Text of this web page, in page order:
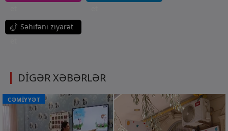
Səhifəni ziyarət
DİGƏR XƏBƏRLƏR
CƏMİYYƏT